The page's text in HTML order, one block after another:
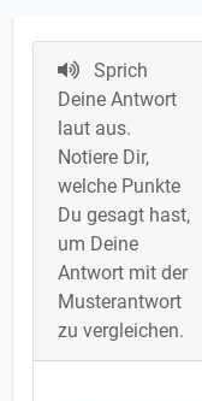
Sprich
Deine Antwort
laut aus.
Notiere Dir,
welche Punkte
Du gesagt hast,
um Deine
Antwort mit der
Musterantwort
zu vergleichen.